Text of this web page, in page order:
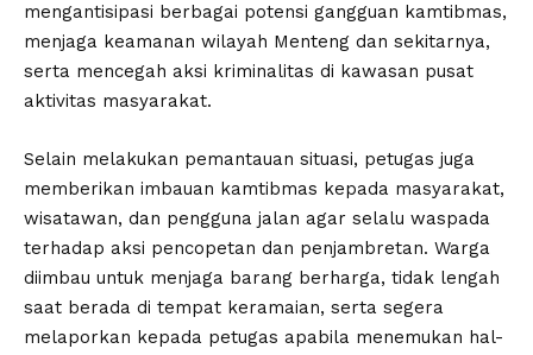
mengantisipasi berbagai potensi gangguan kamtibmas,
menjaga keamanan wilayah Menteng dan sekitarnya,
serta mencegah aksi kriminalitas di kawasan pusat
aktivitas masyarakat.
Selain melakukan pemantauan situasi, petugas juga
memberikan imbauan kamtibmas kepada masyarakat,
wisatawan, dan pengguna jalan agar selalu waspada
terhadap aksi pencopetan dan penjambretan. Warga
diimbau untuk menjaga barang berharga, tidak lengah
saat berada di tempat keramaian, serta segera
melaporkan kepada petugas apabila menemukan hal-